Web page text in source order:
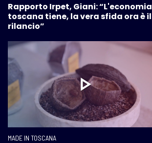
Rapporto Irpet, Giani: “L'economia
toscana tiene, la vera sfida ora è il
rilancio”
MADE IN TOSCANA